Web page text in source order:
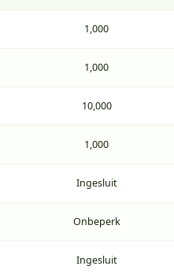
1,000
1,000
10,000
1,000
Ingesluit
Onbeperk
Ingesluit